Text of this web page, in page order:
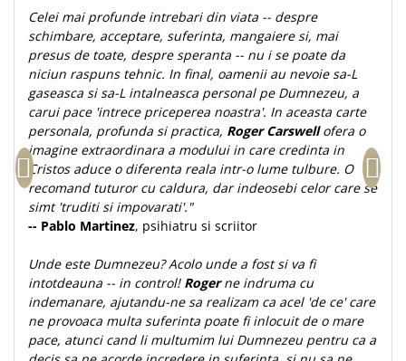
Celei mai profunde intrebari din viata -- despre
schimbare, acceptare, suferinta, mangaiere si, mai
presus de toate, despre speranta -- nu i se poate da
niciun raspuns tehnic. In final, oamenii au nevoie sa-L
gaseasca si sa-L intalneasca personal pe Dumnezeu, a
carui pace 'intrece priceperea noastra'. In aceasta carte
personala, profunda si practica, Roger Carswellofera o
imagine extraordinara a modului in care credinta in
Cristos aduce o diferenta reala intr-o lume tulbure. O
recomand tuturor cu caldura, dar indeosebi celor care se
simt 'truditi si impovarati'."
-- Pablo Martinez, psihiatru si scriitor
Unde este Dumnezeu? Acolo unde a fost si va fi
intotdeauna -- in control! Rogerne indruma cu
indemanare, ajutandu-ne sa realizam ca acel 'de ce' care
ne provoaca multa suferinta poate fi inlocuit de o mare
pace, atunci cand li multumim lui Dumnezeu pentru ca a